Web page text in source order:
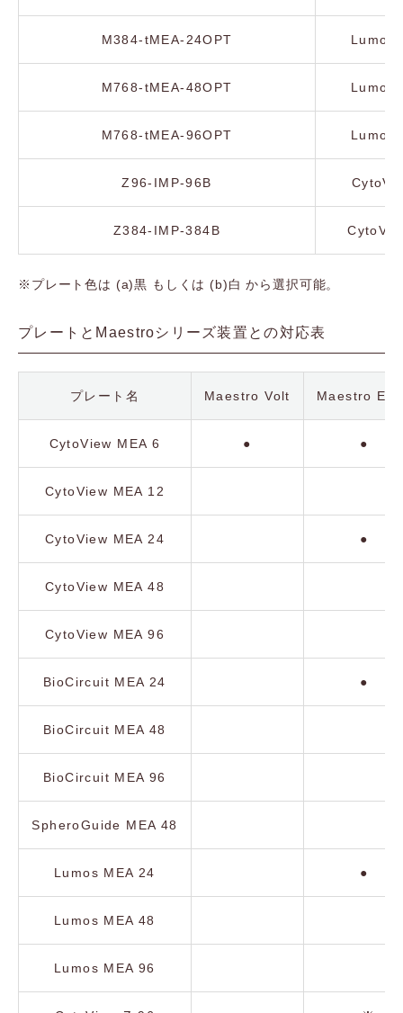
M384-tMEA-24OPT Lumos
M768-tMEA-48OPT Lumos
M768-tMEA-96OPT Lumos
Z96-IMP-96B
Z384-IMP-384B
※プレート色は (a)黒 もしくは (b)白 から選択可能。
プレートとMaestroシリーズ装置との対応表
プレート名 Maestro Volt Maestro
CytoView MEA 6 ● ●
CytoView MEA 12
CytoView MEA 24 ●
CytoView MEA 48
CytoView MEA 96
BioCircuit MEA 24 ●
BioCircuit MEA 48
BioCircuit MEA 96
SpheroGuide MEA 48
Lumos MEA 24 ●
Lumos MEA 48
Lumos MEA 96